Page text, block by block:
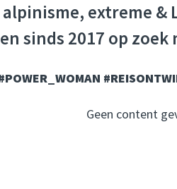
extreme
sinds 2017 op
Geen content